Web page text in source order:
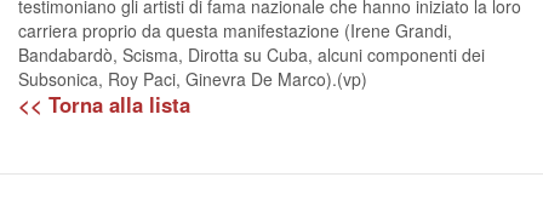
testimoniano gli artisti di fama nazionale che hanno iniziato la loro
carriera proprio da questa manifestazione (Irene Grandi,
Bandabardò, Scisma, Dirotta su Cuba, alcuni componenti dei
Subsonica, Roy Paci, Ginevra De Marco).(vp)
<< Torna alla lista